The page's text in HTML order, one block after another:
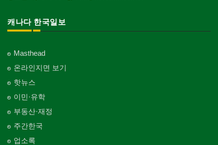
캐나다 한국일보
Masthead
온라인지면 보기
핫뉴스
이민·유학
부동산·재정
주간한국
업소록